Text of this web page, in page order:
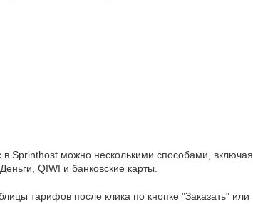
Sprinthost можно несколькими способами, включая
QIWI и банковские карты.
тарифов после клика по кнопке "Заказать" или